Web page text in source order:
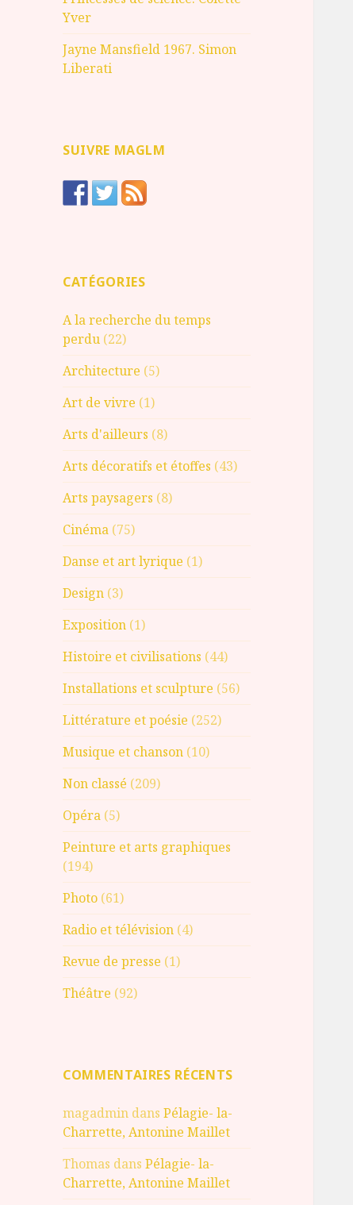
Yver
Jayne Mansfield 1967. Simon
Liberati
SUIVRE MAGLM
CATÉGORIES
A la recherche du temps
perdu (22)
Architecture (5)
Art de vivre (1)
Arts d'ailleurs (8)
Arts décoratifs et étoffes (43)
Arts paysagers (8)
Cinéma (75)
Danse et art lyrique (1)
Design (3)
Exposition (1)
Histoire et civilisations (44)
Installations et sculpture (56)
Littérature et poésie (252)
Musique et chanson (10)
Non classé (209)
Opéra (5)
Peinture et arts graphiques
(194)
Photo (61)
Radio et télévision (4)
Revue de presse (1)
Théâtre (92)
COMMENTAIRES RÉCENTS
magadmin dansPélagie- la-
Charrette, Antonine Maillet
Thomas dansPélagie- la-
Charrette, Antonine Maillet